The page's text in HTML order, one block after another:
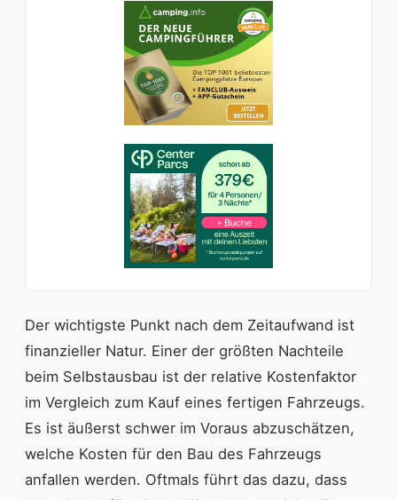
Der wichtigste Punkt nach dem Zeitaufwand ist
finanzieller Natur. Einer der größten Nachteile
beim Selbstausbau ist der relative Kostenfaktor
im Vergleich zum Kauf eines fertigen Fahrzeugs.
Es ist äußerst schwer im Voraus abzuschätzen,
welche Kosten für den Bau des Fahrzeugs
anfallen werden. Oftmals führt das dazu, dass